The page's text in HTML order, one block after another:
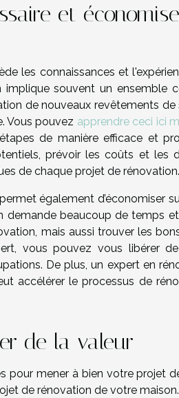
et
les connaissances et
souvent un ensemble
de nouveaux revêtements
Vous pouvez apprendre ceci ici
de manière efficace et
prévoir les coûts et les
de chaque projet de rénovation.
également d’économiser
demande beaucoup de temps
mais aussi trouver les
vous pouvez vous libérer
De plus, un expert en
accélérer le processus de
de la valeur
pour mener à bien votre projet
de rénovation de votre